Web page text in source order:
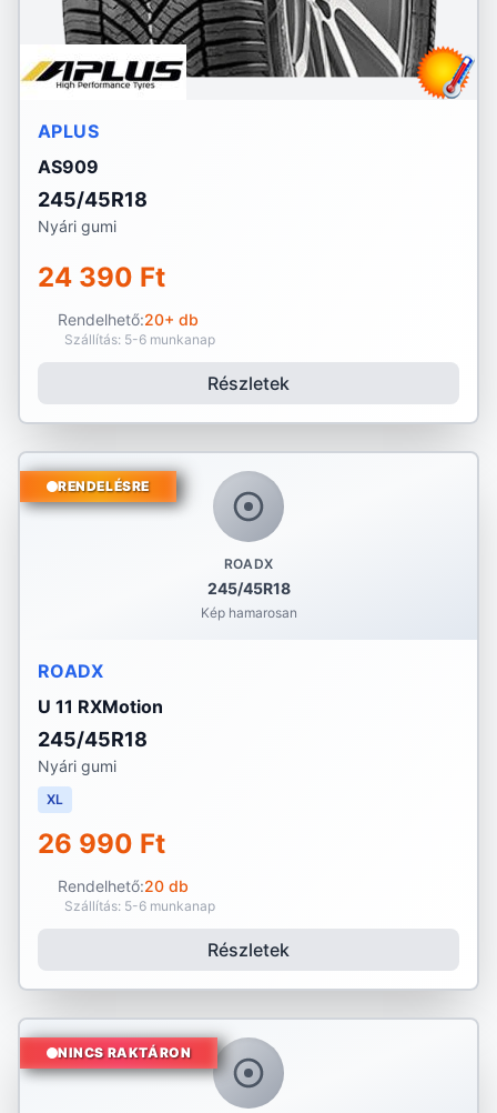
APLUS
AS909
245/45R18
Nyári gumi
24 390 Ft
Rendelhető:20+ db
Szállítás: 5-6 munkanap
Részletek
ROADX
245/45R18
Kép hamarosan
RENDELÉSRE
ROADX
U 11 RXMotion
245/45R18
Nyári gumi
XL
26 990 Ft
Rendelhető:20 db
Szállítás: 5-6 munkanap
Részletek
NINCS RAKTÁRON